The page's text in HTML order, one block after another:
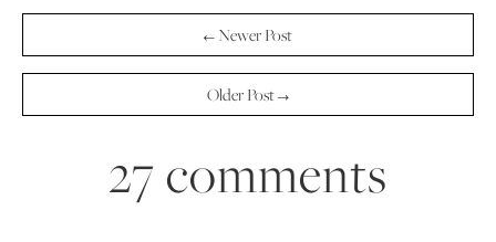
← Newer Post
Older Post →
27 comments